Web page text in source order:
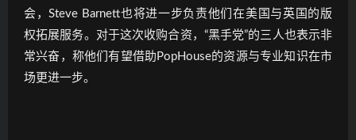
会，Steve Barnett也将进一步负责他们在美国与英国的版
权拓展服务。对于这次收购合资，“黑手党”的三人也表示非
常兴奋，称他们有望借助PopHouse的资源与专业知识在市
场更进一步。